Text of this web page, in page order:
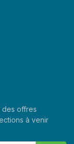
des offres
à venir